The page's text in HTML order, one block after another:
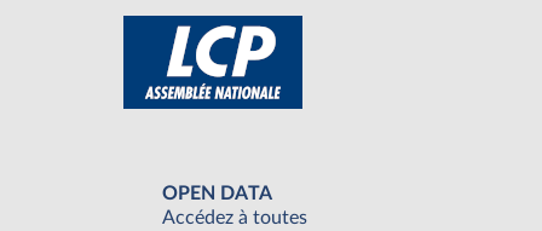
OPEN DATA
Accédez à toutes